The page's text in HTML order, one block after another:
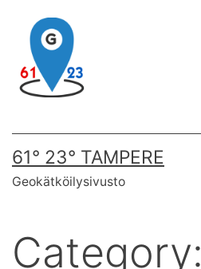
content
61° 23° TAMPERE
Geokätköilysivusto
Category: